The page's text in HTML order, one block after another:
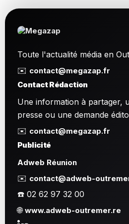
Toute l'actualité média en
✉️ contact@megazap.fr
Contact Rédaction
Une information à partager,
presse ou une demande
✉️ contact@megazap.fr
Publicité
Adweb Réunion
✉️ contact@adweb-
☎️ 02 62 97 32 00
🌐www.adweb-outremer.re